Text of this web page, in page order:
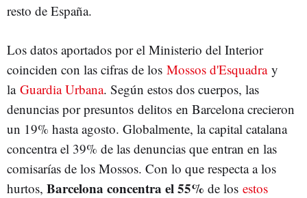
resto de España.
Los datos aportados por el Ministerio del Interior
coinciden con las cifras de los Mossos d'Esquadray
la Guardia Urbana. Según estos dos cuerpos, las
denuncias por presuntos delitos en Barcelona crecieron
un 19% hasta agosto. Globalmente, la capital catalana
concentra el 39% de las denuncias que entran en las
comisarías de los Mossos. Con lo que respecta a los
hurtos, Barcelona concentra el 55% de los estos